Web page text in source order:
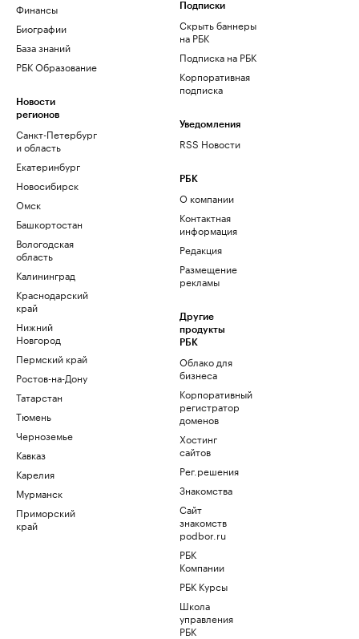
Финансы
Биографии
База знаний
РБК Образование
Новости
регионов
Санкт-Петербург
и область
Екатеринбург
Новосибирск
Омск
Башкортостан
Вологодская
область
Калининград
Краснодарский
край
Нижний
Новгород
Пермский край
Ростов-на-Дону
Татарстан
Тюмень
Черноземье
Кавказ
Карелия
Мурманск
Приморский
край
Подписки
Скрыть баннеры
на РБК
Подписка на РБК
Корпоративная
подписка
Уведомления
RSS Новости
РБК
О компании
Контактная
информация
Редакция
Размещение
рекламы
Другие
продукты
РБК
Облако для
бизнеса
Корпоративный
регистратор
доменов
Хостинг
сайтов
Рег.решения
Знакомства
Сайт
знакомств
podbor.ru
РБК
Компании
РБК Курсы
Школа
управления
РБК